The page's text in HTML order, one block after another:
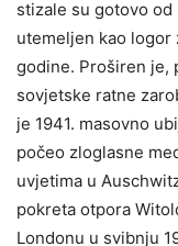
stizale su gotovo
utemeljen kao logor
godine. Proširen je,
sovjetske ratne
je 1941. masovno
počeo zloglasne
uvjetima u
pokreta otpora
Londonu u svibnju